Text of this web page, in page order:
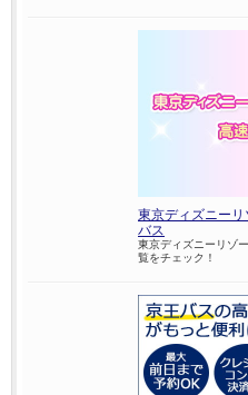
東京ディズニー
バス
東京ディズニーリゾ
覧をチェック！